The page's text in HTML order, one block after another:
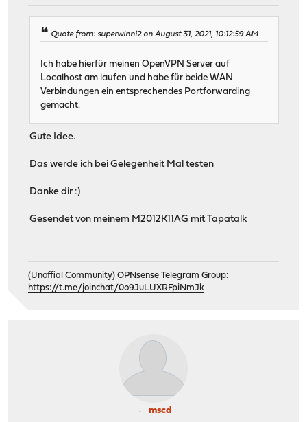
Quote from: superwinni2 on August 31, 2021, 10:12:59 AM
Ich habe hierfür meinen OpenVPN Server auf
Localhost am laufen und habe für beide WAN
Verbindungen ein entsprechendes Portforwarding
gemacht.
Gute Idee.
Das werde ich bei Gelegenheit Mal testen
Danke dir :)
Gesendet von meinem M2012K11AG mit Tapatalk
(Unoffial Community) OPNsense Telegram Group:
https://t.me/joinchat/0o9JuLUXRFpiNmJk
mscd